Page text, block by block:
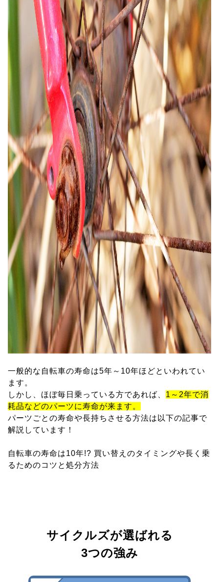
一般的な自転車の寿命は5年～10年ほどといわれてい
ます。
しかし、ほぼ毎日乗っている方であれば、 1～2年で消
耗品などのパーツに寿命が来ます。
パーツごとの寿命や長持ちさせる方法は以下の記事で
解説しています！
自転車の寿命は10年!? 買い替えのタイミングや長く乗
るためのコツと処分方法
サイクルズが選ばれる
3つの強み